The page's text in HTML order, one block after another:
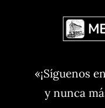
«¡Síguenos
y nunca